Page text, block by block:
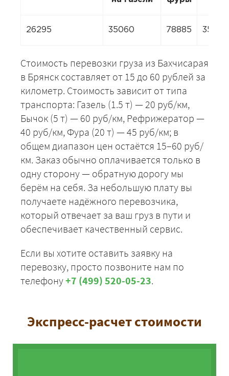
26295 35060 78885 35060
Стоимость перевозки груза из Бахчисарая
в Брянск составляет от 15 до 60 рублей за
километр. Стоимость зависит от типа
транспорта: Газель (1.5 т) — 20 руб/км,
Бычок (5 т) — 60 руб/км, Рефрижератор —
40 руб/км, Фура (20 т) — 45 руб/км; в
общем диапазон цен остаётся 15–60 руб/
км. Заказ обычно оплачивается только в
одну сторону — обратную дорогу мы
берём на себя. За небольшую плату вы
получаете надёжного перевозчика,
который отвечает за ваш груз в пути и
обеспечивает качественный сервис.
Если вы хотите оставить заявку на
перевозку, просто позвоните нам по
телефону+7 (499) 520-05-23.
Экспресс-расчет стоимости